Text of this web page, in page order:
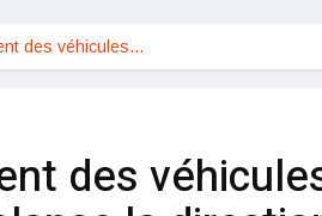
des véhicules…
des